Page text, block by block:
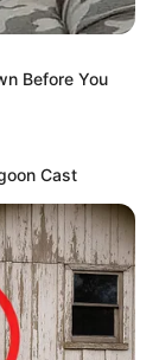
Before You
Cast